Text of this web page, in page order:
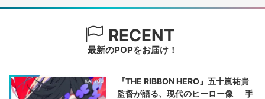
RECENT
最新のPOPをお届け！
『THE RIBBON HERO』五十嵐祐貴
監督が語る、現代のヒーロー像──手